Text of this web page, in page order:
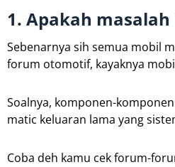
1. Apakah
Sebenarnya sih semua mobil
forum otomotif, kayaknya
Soalnya, komponen-
matic keluaran lama yang
Coba deh kamu cek forum-